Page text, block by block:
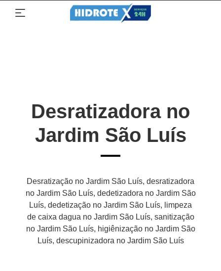
Desratizadora no
Jardim São Luís
Desratização no Jardim São Luís, desratizadora
no Jardim São Luís, dedetizadora no Jardim São
Luís, dedetização no Jardim São Luís, limpeza
de caixa dagua no Jardim São Luís, sanitização
no Jardim São Luís, higiênização no Jardim São
Luís, descupinizadora no Jardim São Luís